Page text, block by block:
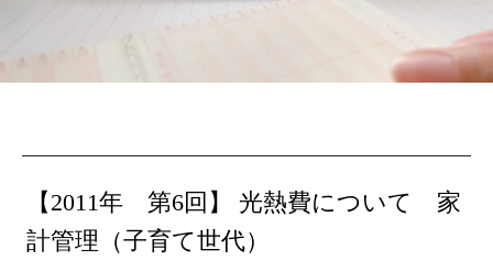
【2011年 第6回】光熱費について
家
計管理（子育て世代）